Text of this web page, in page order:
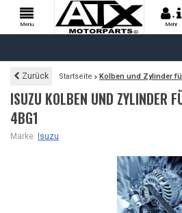
Menu
+
Mehr
Zurück Startseite Kolben und Zylinder
ISUZU KOLBEN UND ZYLINDER
4BG1
Marke: Isuzu